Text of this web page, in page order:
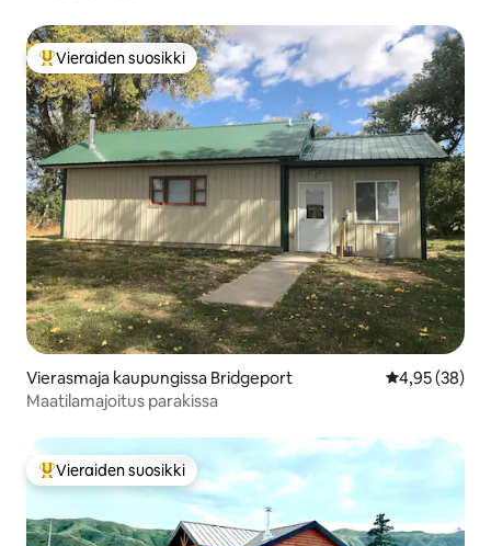
Vieraiden suosikkien parhaimmistoa
Vieraiden suosikki
Vierasmaja kaupungissa Bridgeport
4,95 (38)
Maatilamajoitus parakissa
Vieraiden suosikkien parhaimmistoa
Vieraiden suosikki